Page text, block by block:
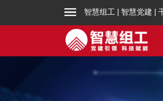
智慧组工 智慧党建